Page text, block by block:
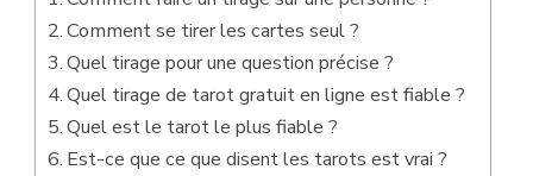
Comment se tirer les cartes seul ?
Quel tirage pour une question précise ?
Quel tirage de tarot gratuit en ligne est fiable ?
Quel est le tarot le plus fiable ?
Est-ce que ce que disent les tarots est vrai ?